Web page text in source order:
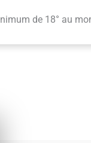
de 18° au